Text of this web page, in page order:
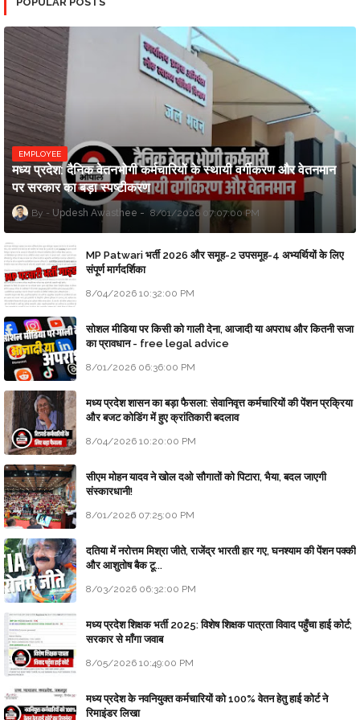
EMPLOYEE
मध्य प्रदेश: दैनिक वेतनभोगी कर्मचारियों के स्थायी वर्गीकरण और वेतनमान
पर सरकार का बड़ा स्पष्टीकरण
Updesh Awasthee 8/01/2026 07:07:00 PM
MP Patwari भर्ती 2026 और समूह-2 उपसमूह-4 अभ्यर्थियों के लिए
संपूर्ण मार्गदर्शिका
8/04/2026 10:32:00 PM
सोशल मीडिया पर किसी को गाली देना, आजादी या अपराध और कितनी सजा
का प्रावधान - free legal advice
8/01/2026 06:36:00 PM
मध्य प्रदेश शासन का बड़ा फैसला: सेवानिवृत्त कर्मचारियों की पेंशन प्रक्रिया
और बजट कोडिंग में हुए क्रांतिकारी बदलाव
8/04/2026 10:20:00 PM
सीएम मोहन यादव ने खोल दओ सौगातों को पिटारा, भैया, बदल जाएगी
संस्कारधानी!
8/01/2026 07:25:00 PM
दतिया में नरोत्तम मिश्रा जीते, राजेंद्र भारती हार गए, घनश्याम की पेंशन पक्की
और आशुतोष बैक टू...
8/03/2026 06:32:00 PM
मध्य प्रदेश शिक्षक भर्ती 2025: विशेष शिक्षक पात्रता विवाद पहुँचा हाई कोर्ट;
सरकार से माँगा जवाब
8/05/2026 10:49:00 PM
मध्य प्रदेश के नवनियुक्त कर्मचारियों को 100% वेतन हेतु हाई कोर्ट ने
रिमाइंडर लिखा